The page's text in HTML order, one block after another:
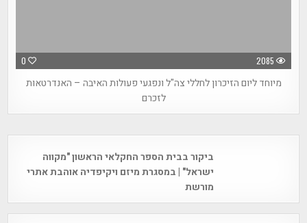
0 2085
מיוחד ליום הזיכרון לחללי צה"ל ונפגעי פעולות האיבה – האנדרטאות
לזכרם
navigationביקור בבית הספר החקלאי הראשון "מקווה
ישראל" | במסגרת מיזם ויקיפדיה אוהבת אתרי
מורשת